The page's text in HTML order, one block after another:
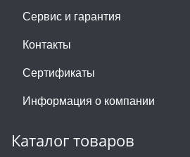
Сервис и гарантия
Контакты
Сертификаты
Информация о компании
Каталог товаров